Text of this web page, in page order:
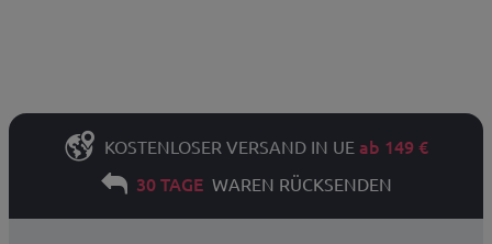
KOSTENLOSER VERSAND IN UE ab 149 €
30 TAGEWAREN RÜCKSENDEN